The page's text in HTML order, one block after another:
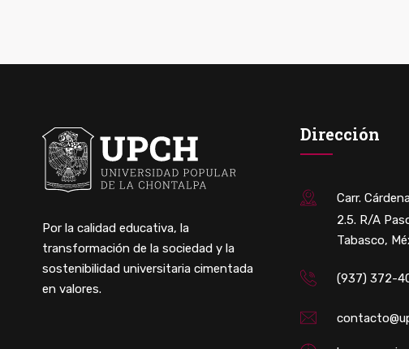
Por la calidad educativa, la
transformación de la sociedad y la
sostenibilidad universitaria cimentada
en valores.
Dirección
Carr.
2.5. R/A
Tabasco,
(937) 372-